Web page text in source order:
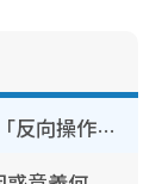
WhatsApp預設貼圖點刪？揭1招「反向操作」還原簡潔介面 附3步實測教學